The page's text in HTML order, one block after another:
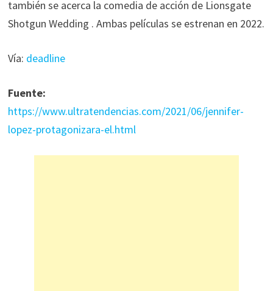
también se acerca la comedia de acción de Lionsgate
Shotgun Wedding . Ambas películas se estrenan en 2022.
Vía: deadline
Fuente:
https://www.ultratendencias.com/2021/06/jennifer-
lopez-protagonizara-el.html